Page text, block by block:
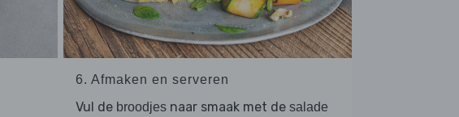
6. Afmaken en serveren
Vul de broodjes naar smaak met de salade